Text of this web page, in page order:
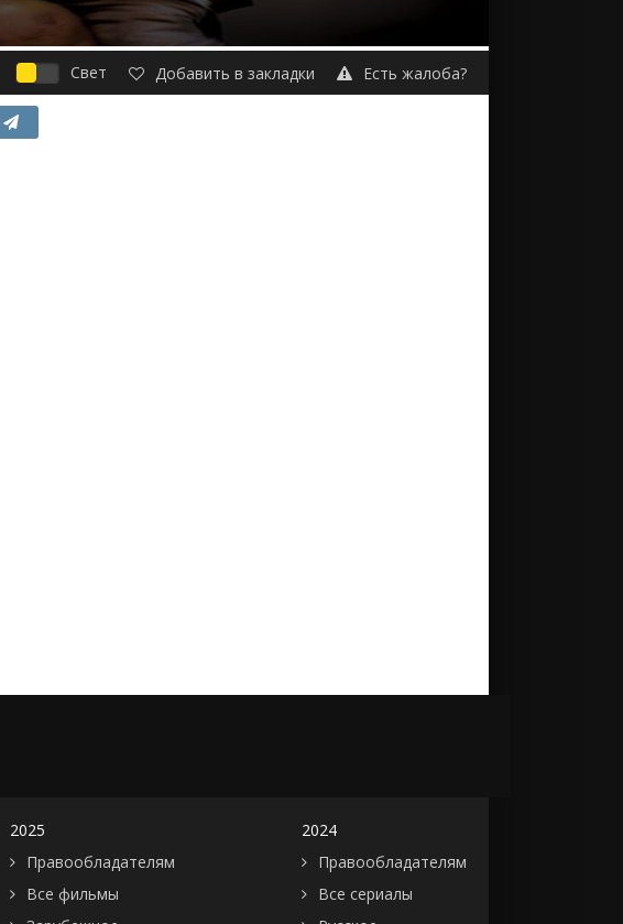
Свет Добавить в закладки Есть жалоба?
2025
Правообладателям
Все фильмы
2024
Правообладателям
Все сериалы